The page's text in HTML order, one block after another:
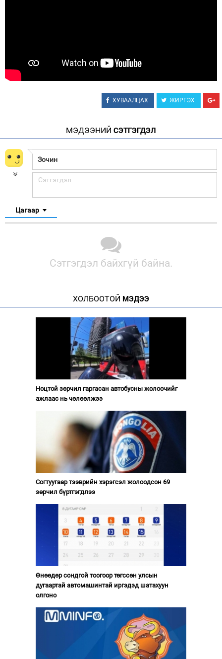
ХУВААЛЦАХ ЖИРГЭХ
МЭДЭЭНИЙ СЭТГЭГДЭЛ
Цагаар
Сэтгэгдэл байхгүй байна.
ХОЛБООТОЙ МЭДЭЭ
Ноцтой зөрчил гаргасан автобусны жолоочийг
ажлаас нь чөлөөлжээ
Согтуугаар тээврийн хэрэгсэл жолоодсон 69
зөрчил бүртгэгдлээ
Өнөөдөр сондгой тоогоор төгссөн улсын
дугаартай автомашинтай иргэдэд шатахуун
олгоно